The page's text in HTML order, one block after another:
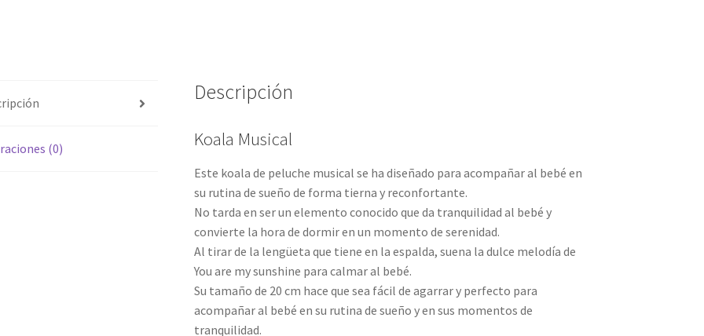
(0)
Descripción
Koala Musical
Este koala de peluche musical se ha diseñado para acompañar al bebé en
su rutina de sueño de forma tierna y reconfortante.
No tarda en ser un elemento conocido que da tranquilidad al bebé y
convierte la hora de dormir en un momento de serenidad.
Al tirar de la lengüeta que tiene en la espalda, suena la dulce melodía de
You are my sunshine para calmar al bebé.
Su tamaño de 20 cm hace que sea fácil de agarrar y perfecto para
acompañar al bebé en su rutina de sueño y en sus momentos de
tranquilidad.